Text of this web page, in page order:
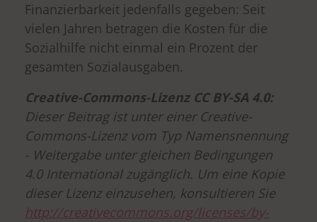
Finanzierbarkeit jedenfalls gegeben: Seit
vielen Jahren betragen die Kosten für die
Sozialhilfe nicht einmal ein Prozent der
gesamten Sozialausgaben.
Creative-Commons-Lizenz CC BY-SA 4.0:
Dieser Beitrag ist unter einer Creative-
Commons-Lizenz vom Typ Namensnennung
- Weitergabe unter gleichen Bedingungen
4.0 International zugänglich. Um eine Kopie
dieser Lizenz einzusehen, konsultieren Sie
http://creativecommons.org/licenses/by-